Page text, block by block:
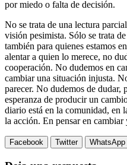
por miedo o falta de decisión.
No se trata de una lectura
visión pesimista. Sólo se trata
también para quienes estamos
alentar a quien lo merece, no
cooperación. No dudemos en
cambiar una situación injusta.
parecer. No dudemos de dudar,
esperanza de producir un
diario está en la comunidad, en
la acción. En pensar en
Facebook Twitter WhatsApp